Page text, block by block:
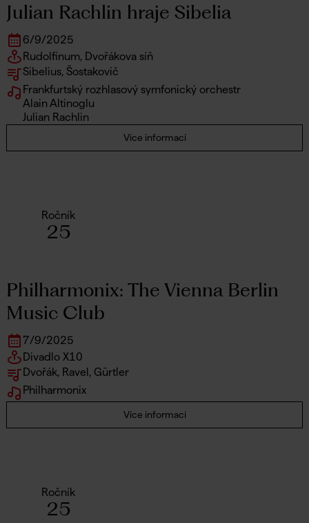
Julian Rachlin hraje Sibelia
6/9/2025
Rudolfinum, Dvořákova síň
Sibelius, Šostakovič
Frankfurtský rozhlasový symfonický orchestr
Alain Altinoglu
Julian Rachlin
Více informací
Ročník
25
Philharmonix: The Vienna Berlin
Music Club
7/9/2025
Divadlo X10
Dvořák, Ravel, Gürtler
Philharmonix
Více informací
Ročník
25